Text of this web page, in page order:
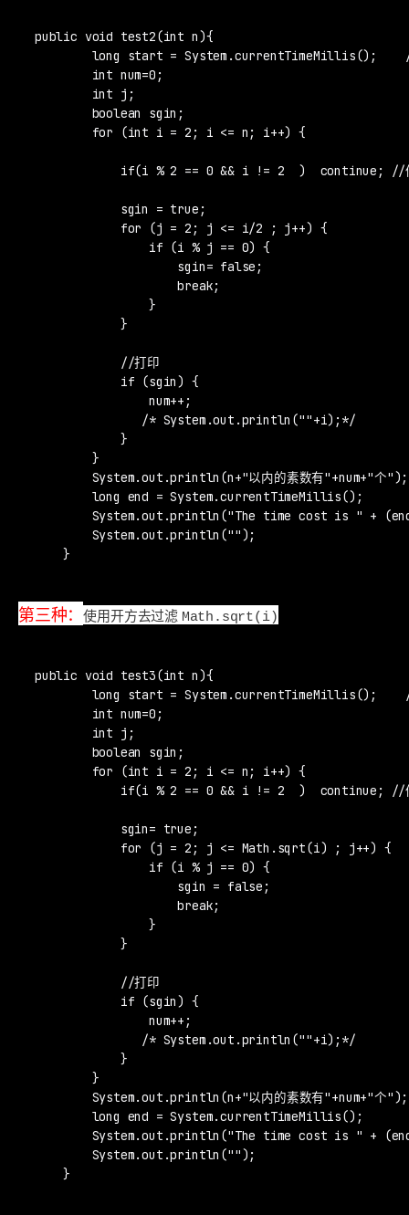
public void test2(int n){
long start = System.currentTimeMillis();    //
int num=0;
int j;
boolean sgin;
for (int i = 2; i <= n; i++) {
if(i % 2 == 0 && i != 2  )  continue; //偶
sgin = true;
for (j = 2; j <= i/2 ; j++) {
if (i % j == 0) {
sgin= false;
break;
}
}
//打印
if (sgin) {
num++;
/* System.out.println(""+i);*/
}
}
System.out.println(n+"以内的素数有"+num+"个");
long end = System.currentTimeMillis();
System.out.println("The time cost is " +
System.out.println("");
}
第三种：使用开方去过滤 Math.sqrt(i)
public void test3(int n){
long start = System.currentTimeMillis();    //
int num=0;
int j;
boolean sgin;
for (int i = 2; i <= n; i++) {
if(i % 2 == 0 && i != 2  )  continue; //偶
sgin= true;
for (j = 2; j <= Math.sqrt(i) ; j++) {
if (i % j == 0) {
sgin = false;
break;
}
}
//打印
if (sgin) {
num++;
/* System.out.println(""+i);*/
}
}
System.out.println(n+"以内的素数有"+num+"个");
long end = System.currentTimeMillis();
System.out.println("The time cost is " +
System.out.println("");
}